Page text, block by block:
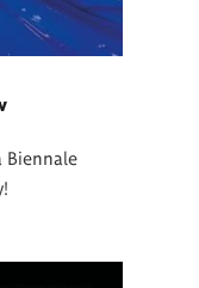
Biennale